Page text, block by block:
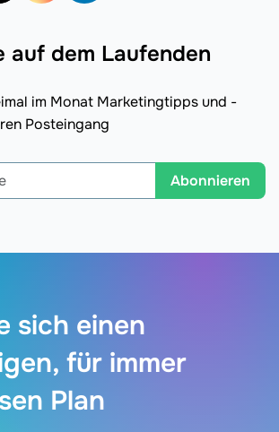
auf dem Laufenden
im Monat Marketingtipps und -
Posteingang
Abonnieren
sich einen
für immer
Plan